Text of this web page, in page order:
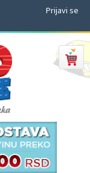
Prijavi se